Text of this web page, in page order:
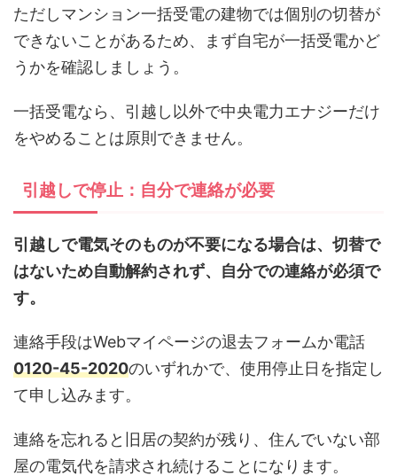
ただしマンション一括受電の建物では個別の切替が
できないことがあるため、まず自宅が一括受電かど
うかを確認しましょう。
一括受電なら、引越し以外で中央電力エナジーだけ
をやめることは原則できません。
引越しで停止：自分で連絡が必要
引越しで電気そのものが不要になる場合は、切替で
はないため自動解約されず、自分での連絡が必須で
す。
連絡手段はWebマイページの退去フォームか電話
0120-45-2020のいずれかで、使用停止日を指定し
て申し込みます。
連絡を忘れると旧居の契約が残り、住んでいない部
屋の電気代を請求され続けることになります。